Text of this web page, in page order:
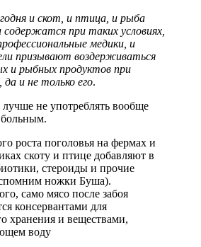
и скот, и птица, и рыба
при таких условиях,
медики, и
призывают воздерживаться
и рыбных продуктов при
да и не только его.
не употреблять вообще
роста поголовья на фермах и
скоту и птице добавляют в
стероиды и прочие
ножки Буша).
само мясо после забоя
консервантами для
хранения и веществами,
воду